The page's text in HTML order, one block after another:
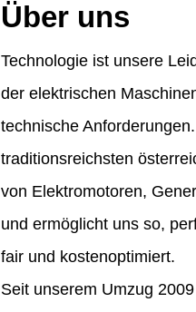
Über uns
Technologie ist unsere
der elektrischen
technische
traditionsreichsten
von Elektromotoren,
und ermöglicht uns so,
fair und kostenoptimiert.
Seit unserem Umzug